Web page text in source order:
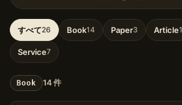
参考資料を検索
すべて26 Book14 Paper3 Article1
Service7
Book 14 件